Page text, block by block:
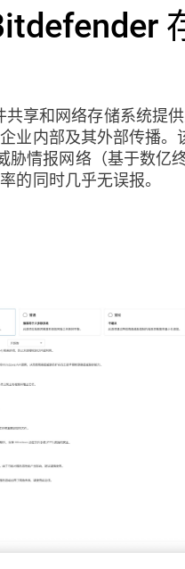
享和网络存储系统提
业内部及其外部传播。
胁情报网络（基于数亿
的同时几乎无误报。